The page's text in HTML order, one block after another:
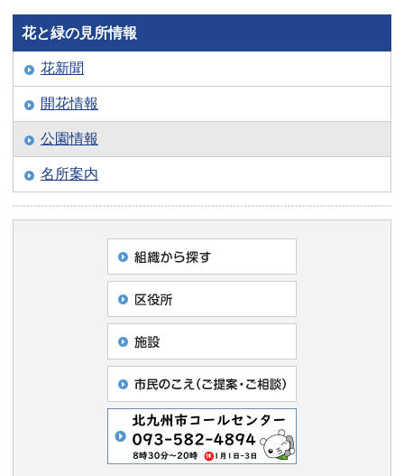
花と緑の見所情報
花新聞
開花情報
公園情報
名所案内